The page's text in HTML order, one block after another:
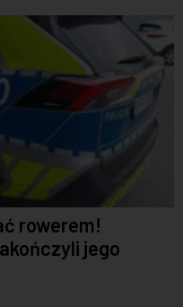
rowerem!
jego